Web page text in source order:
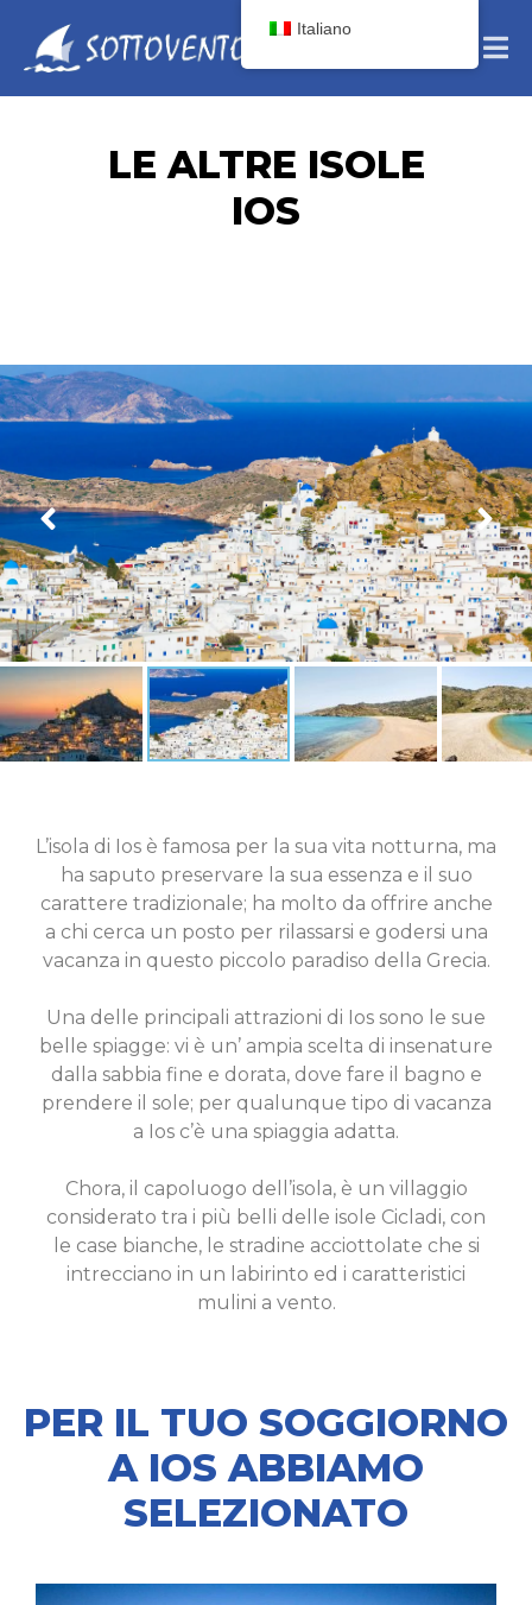
LE ALTRE ISOLE
IOS
L’isola di Ios è famosa per la sua vita notturna, ma
ha saputo preservare la sua essenza e il suo
carattere tradizionale; ha molto da offrire anche
a chi cerca un posto per rilassarsi e godersi una
vacanza in questo piccolo paradiso della Grecia.
Una delle principali attrazioni di Ios sono le sue
belle spiagge: vi è un’ ampia scelta di insenature
dalla sabbia fine e dorata, dove fare il bagno e
prendere il sole; per qualunque tipo di vacanza
a Ios c’è una spiaggia adatta.
Chora, il capoluogo dell’isola, è un villaggio
considerato tra i più belli delle isole Cicladi, con
le case bianche, le stradine acciottolate che si
intrecciano in un labirinto ed i caratteristici
mulini a vento.
PER IL TUO SOGGIORNO
A IOS ABBIAMO
SELEZIONATO
Italiano